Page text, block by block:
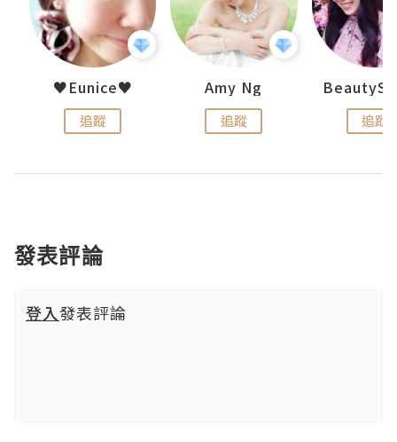
♥Eunice♥
追蹤
Amy Ng
追蹤 追蹤
發表評論
登入發表評論